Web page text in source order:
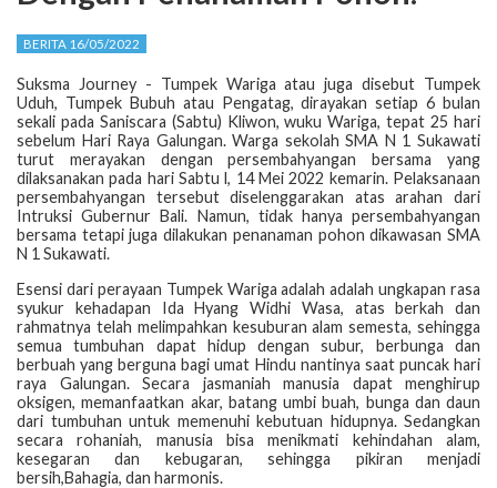
BERITA 16/05/2022
Suksma Journey - Tumpek Wariga atau juga disebut Tumpek
Uduh, Tumpek Bubuh atau Pengatag, dirayakan setiap 6 bulan
sekali pada Saniscara (Sabtu) Kliwon, wuku Wariga, tepat 25 hari
sebelum Hari Raya Galungan. Warga sekolah SMA N 1 Sukawati
turut merayakan dengan persembahyangan bersama yang
dilaksanakan pada hari Sabtu l, 14 Mei 2022 kemarin. Pelaksanaan
persembahyangan tersebut diselenggarakan atas arahan dari
Intruksi Gubernur Bali. Namun, tidak hanya persembahyangan
bersama tetapi juga dilakukan penanaman pohon dikawasan SMA
N 1 Sukawati.
Esensi dari perayaan Tumpek Wariga adalah adalah ungkapan rasa
syukur kehadapan Ida Hyang Widhi Wasa, atas berkah dan
rahmatnya telah melimpahkan kesuburan alam semesta, sehingga
semua tumbuhan dapat hidup dengan subur, berbunga dan
berbuah yang berguna bagi umat Hindu nantinya saat puncak hari
raya Galungan. Secara jasmaniah manusia dapat menghirup
oksigen, memanfaatkan akar, batang umbi buah, bunga dan daun
dari tumbuhan untuk memenuhi kebutuan hidupnya. Sedangkan
secara rohaniah, manusia bisa menikmati kehindahan alam,
kesegaran dan kebugaran, sehingga pikiran menjadi
bersih,Bahagia, dan harmonis.